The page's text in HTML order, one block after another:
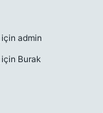
için admin
için Burak